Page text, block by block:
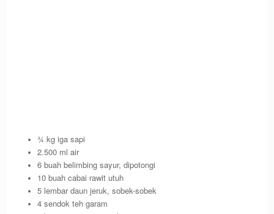
¾ kg iga sapi
2.500 ml air
6 buah belimbing sayur, dipotongi
10 buah cabai rawit utuh
5 lembar daun jeruk, sobek-sobek
4 sendok teh garam